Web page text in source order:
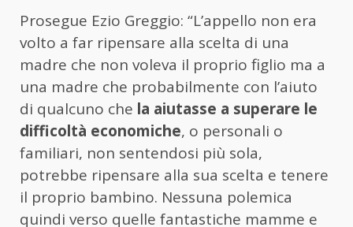
Prosegue Ezio Greggio: “L’appello non era
volto a far ripensare alla scelta di una
madre che non voleva il proprio figlio ma a
una madre che probabilmente con l’aiuto
di qualcuno che la aiutasse a superare le
difficoltà economiche, o personali o
familiari, non sentendosi più sola,
potrebbe ripensare alla sua scelta e tenere
il proprio bambino. Nessuna polemica
quindi verso quelle fantastiche mamme e